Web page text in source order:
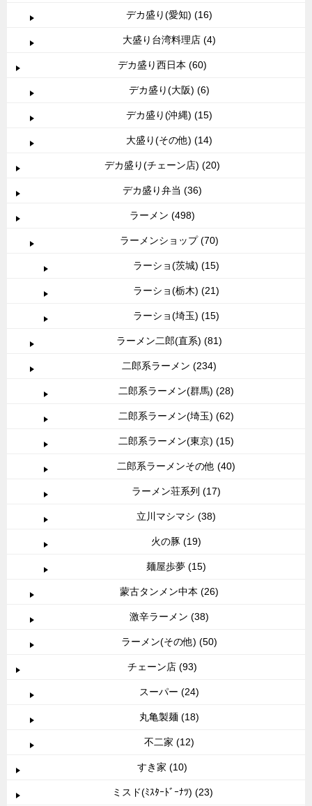
デカ盛り(愛知) (16)
大盛り台湾料理店 (4)
デカ盛り西日本 (60)
デカ盛り(大阪) (6)
デカ盛り(沖縄) (15)
大盛り(その他) (14)
デカ盛り(チェーン店) (20)
デカ盛り弁当 (36)
ラーメン (498)
ラーメンショップ (70)
ラーショ(茨城) (15)
ラーショ(栃木) (21)
ラーショ(埼玉) (15)
ラーメン二郎(直系) (81)
二郎系ラーメン (234)
二郎系ラーメン(群馬) (28)
二郎系ラーメン(埼玉) (62)
二郎系ラーメン(東京) (15)
二郎系ラーメンその他 (40)
ラーメン荘系列 (17)
立川マシマシ (38)
火の豚 (19)
麺屋歩夢 (15)
蒙古タンメン中本 (26)
激辛ラーメン (38)
ラーメン(その他) (50)
チェーン店 (93)
スーパー (24)
丸亀製麺 (18)
不二家 (12)
すき家 (10)
ミスド(ﾐｽﾀｰﾄﾞｰﾅﾂ) (23)